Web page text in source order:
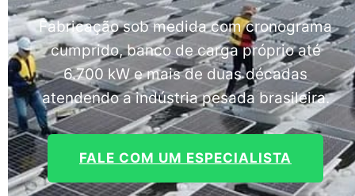
Fabricação sob medida com cronograma
cumprido, banco de carga próprio até
6.700 kW e mais de duas décadas
atendendo a indústria pesada brasileira.
FALE COM UM ESPECIALISTA